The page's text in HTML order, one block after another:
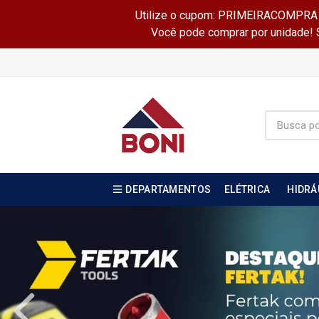
Utilize o cupom:
Você pode comprar por unidade!
DEPARTAMENTOS ELÉTRICA